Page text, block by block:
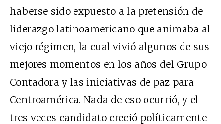
haberse sido expuesto a la pretensión de
liderazgo latinoamericano que animaba al
viejo régimen, la cual vivió algunos de sus
mejores momentos en los años del Grupo
Contadora y las iniciativas de paz para
Centroamérica. Nada de eso ocurrió, y el
tres veces candidato creció políticamente